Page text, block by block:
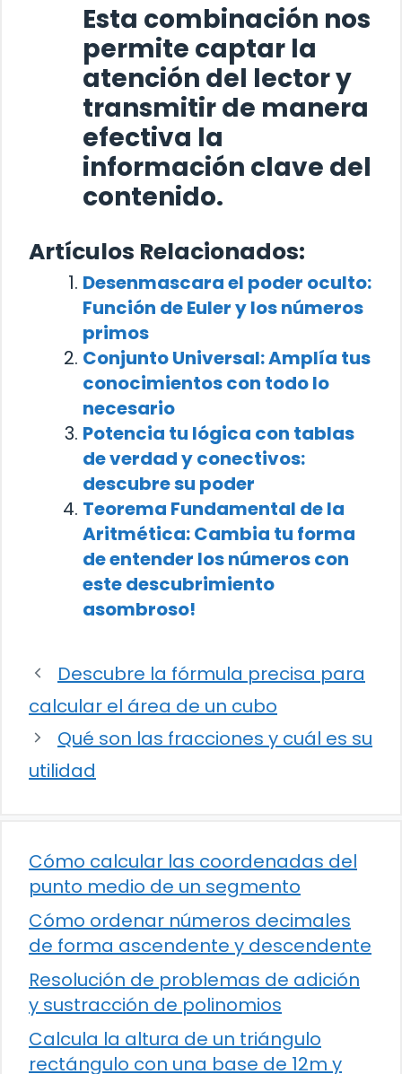
Esta combinación nos
permite captar la
atención del lector y
transmitir de manera
efectiva la
información clave del
contenido.
Artículos Relacionados:
Desenmascara el poder oculto:
Función de Euler y los números
primos
Conjunto Universal: Amplía tus
conocimientos con todo lo
necesario
Potencia tu lógica con tablas
de verdad y conectivos:
descubre su poder
Teorema Fundamental de la
Aritmética: Cambia tu forma
de entender los números con
este descubrimiento
asombroso!
Descubre la fórmula precisa para
calcular el área de un cubo
Qué son las fracciones y cuál es su
utilidad
Cómo calcular las coordenadas del
punto medio de un segmento
Cómo ordenar números decimales
de forma ascendente y descendente
Resolución de problemas de adición
y sustracción de polinomios
Calcula la altura de un triángulo
rectángulo con una base de 12m y